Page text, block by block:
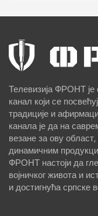
Телевизија ФРОНТ је
канал који се
традиције и
канала је да на
везане за ову
динамичним
ФРОНТ настоји да
војничког живота и
и достигнућа српске